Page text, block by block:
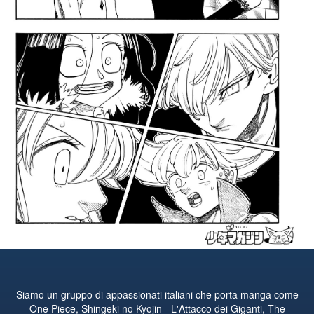
Siamo un gruppo di appassionati italiani che porta manga come
One Piece, Shingeki no Kyojin - L'Attacco dei Giganti, The